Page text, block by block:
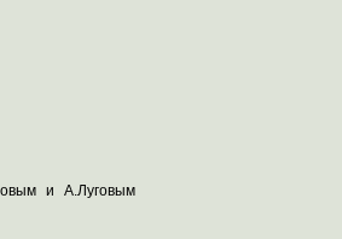
и А.Луговым